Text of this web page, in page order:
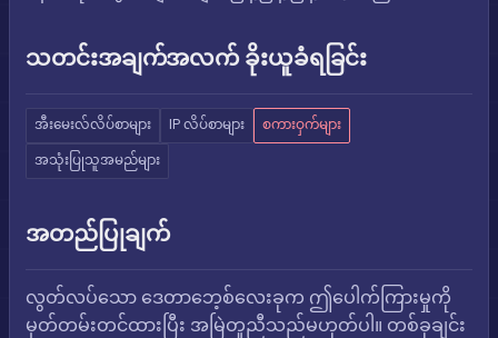
သတင်းအချက်အလက် ခိုးယူခံရခြင်း
အီးမေးလ်လိပ်စာများ IP လိပ်စာများ စကားဝှက်များ
အသုံးပြုသူအမည်များ
အတည်ပြုချက်
လွတ်လပ်သော ဒေတာဘေ့စ်လေးခုက ဤပေါက်ကြားမှုကို
မှတ်တမ်းတင်ထားပြီး အမြဲတူညီသည်မဟုတ်ပါ။ တစ်ခုချင်း